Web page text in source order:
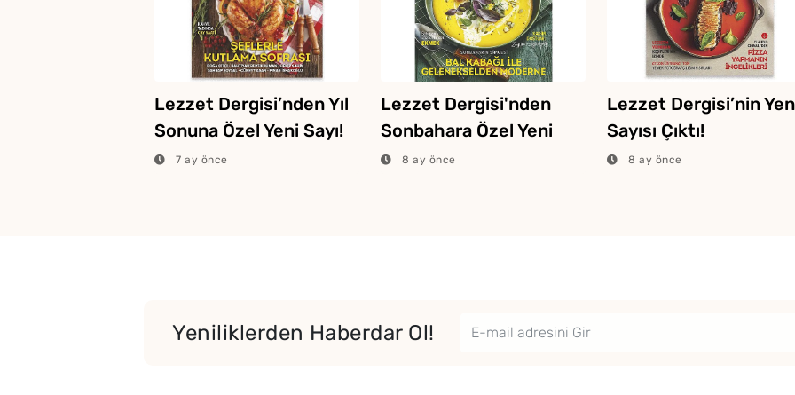
Lezzet Dergisi’nden Yıl
Sonuna Özel Yeni Sayı!
7 ay önce
Lezzet Dergisi'nden
Sonbahara Özel Yeni
Sayı!8 ay önce
Lezzet Dergisi’nin
Sayısı Çıktı!
8 ay önce
Yeniliklerden Haberdar Ol!